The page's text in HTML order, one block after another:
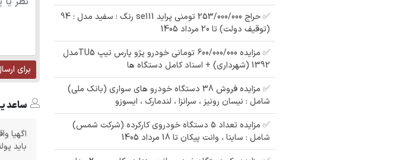
✅ حراج 253/000/000 تومنی پراید se111 رنگ : سفید مدل : 94
(توقیف دولت) تا 20 مرداد 1405
✅ مزایده 600/000/000 تومانی خودرو پژو پارس تیپ TU5مدل
1392 (شهرداری) + اسناد کامل دستگاه ها
✅ مزایده فروش 38 دستگاه خودرو های سواری (بانک ملی)
شامل : نیسان رونیز ، سرانزا ، لندمارک ، ایسوزو
✅ مزایده تعداد 5 دستگاه خودروی کارکرده (شرکت شمس)
شامل : ساینا ، وانت پیکان تا 18 مرداد 1405
برای
ساعد
باید